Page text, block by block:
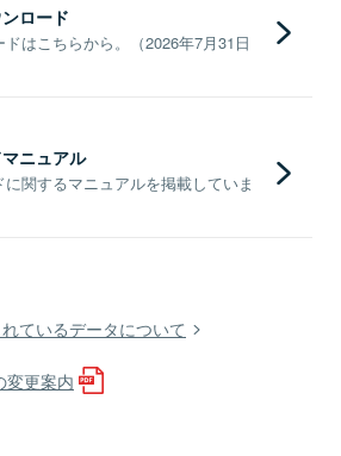
ロード
はこちらから。（2026年7月31日
ニュアル
関するマニュアルを掲載していま
ているデータについて
変更案内